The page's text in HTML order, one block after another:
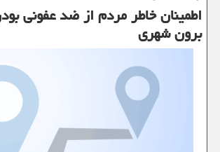
اطمینان خاطر مردم از ضد عفونی
برون شهری